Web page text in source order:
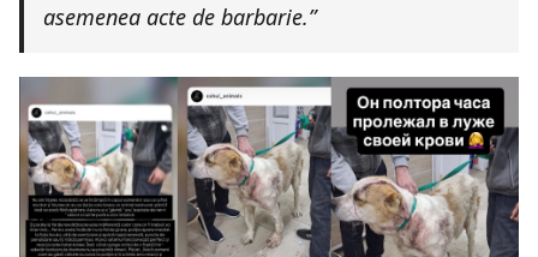
asemenea acte de barbarie.”